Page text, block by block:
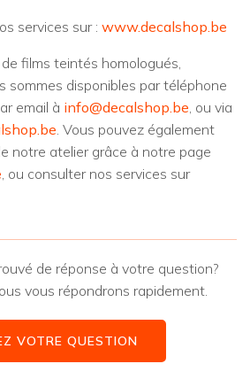
services sur : www.decalshop.be
films teintés homologués,
sommes disponibles par téléphone
email à info@decalshop.be, ou via
. Vous pouvez également
notre atelier grâce à notre page
, ou consulter nos services sur
de réponse à votre question?
vous répondrons rapidement.
VOTRE QUESTION